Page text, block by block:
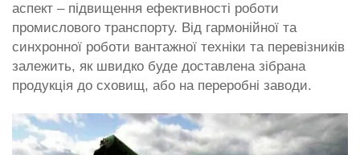
аспект – підвищення ефективності роботи
промислового транспорту. Від гармонійної та
синхронної роботи вантажної техніки та перевізників
залежить, як швидко буде доставлена ​​зібрана
продукція до сховищ, або на переробні заводи.